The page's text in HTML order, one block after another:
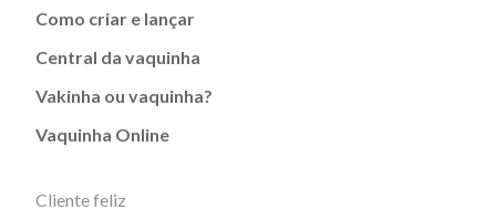
Como criar e lançar
Central da vaquinha
Vakinha ou vaquinha?
Vaquinha Online
Cliente feliz